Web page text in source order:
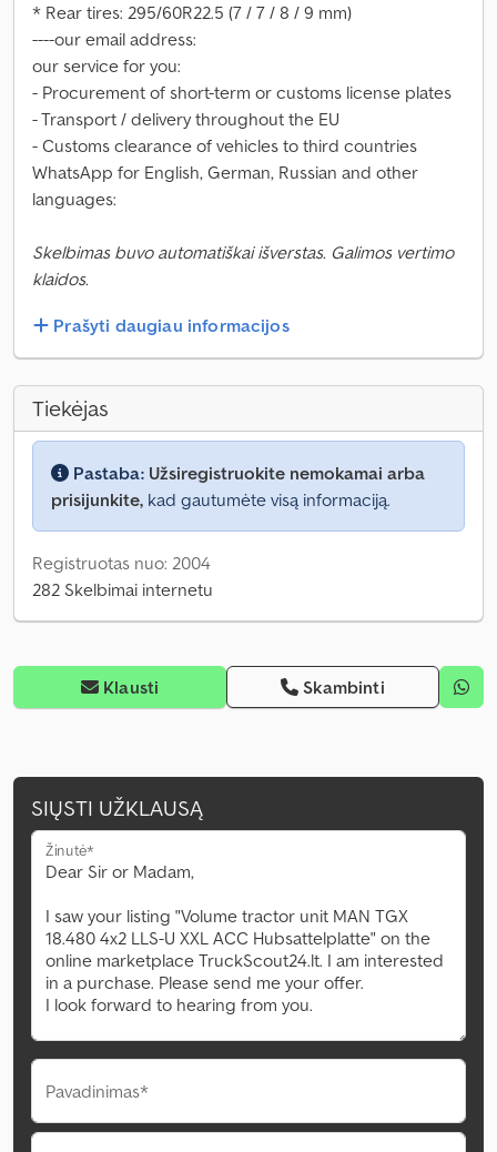
* Rear tires: 295/60R22.5 (7 / 7 / 8 / 9 mm)
----our email address:
our service for you:
- Procurement of short-term or customs license plates
- Transport / delivery throughout the EU
- Customs clearance of vehicles to third countries
WhatsApp for English, German, Russian and other
languages:
Skelbimas buvo automatiškai išverstas. Galimos vertimo
klaidos.
Prašyti daugiau informacijos
Tiekėjas
Pastaba: Užsiregistruokite nemokamai arba
prisijunkite, kad gautumėte visą informaciją.
Registruotas nuo: 2004
282 Skelbimai internetu
Klausti Skambinti
SIŲSTI UŽKLAUSĄ
Žinutė*
Pavadinimas*